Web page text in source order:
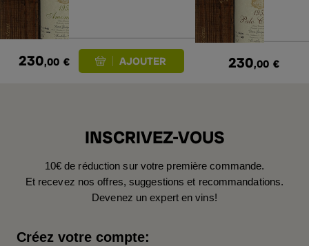
230,00 € 230,00 €
INSCRIVEZ-VOUS
10€ de réduction sur votre première commande.
Et recevez nos offres, suggestions et recommandations.
Devenez un expert en vins!
Créez votre compte: